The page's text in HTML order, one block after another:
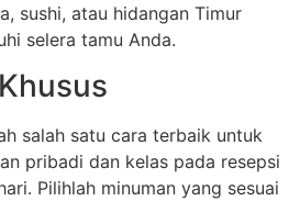
sushi, atau hidangan Timur
selera tamu Anda.
salah satu cara terbaik untuk
pribadi dan kelas pada resepsi
Pilihlah minuman yang sesuai